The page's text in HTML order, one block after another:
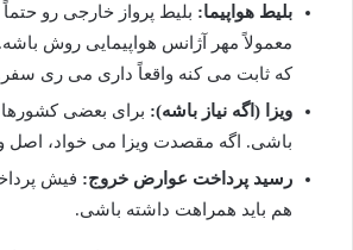
بلیط هواپیما: بلیط پرواز خارجی رو
معمولاً مهر آژانس هواپیمایی روش
که ثابت می کنه واقعاً داری می ری
ویزا (اگه نیاز باشه): برای بعضی کشورها
باشی. اگه مقصدت ویزا می خواد، اصل
رسید پرداخت عوارض خروج: فیش
هم باید همراهت داشته باشی.